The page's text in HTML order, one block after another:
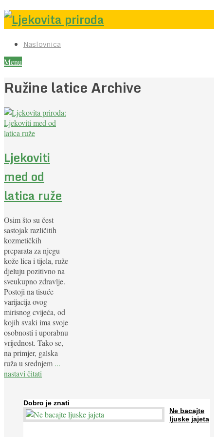
Naslovnica
Menu
Ružine latice Archive
Ljekoviti
med od
latica ruže
Osim što su čest
sastojak različitih
kozmetičkih
preparata za njegu
kože lica i tijela, ruže
djeluju pozitivno na
sveukupno zdravlje.
Postoji na tisuće
varijacija ovog
mirisnog cvijeća, od
kojih svaki ima svoje
osobnosti i uporabnu
vrijednost. Tako se,
na primjer, galska
ruža u srednjem ...
nastavi čitati
Dobro je znati
Ne bacajte
ljuske jajeta